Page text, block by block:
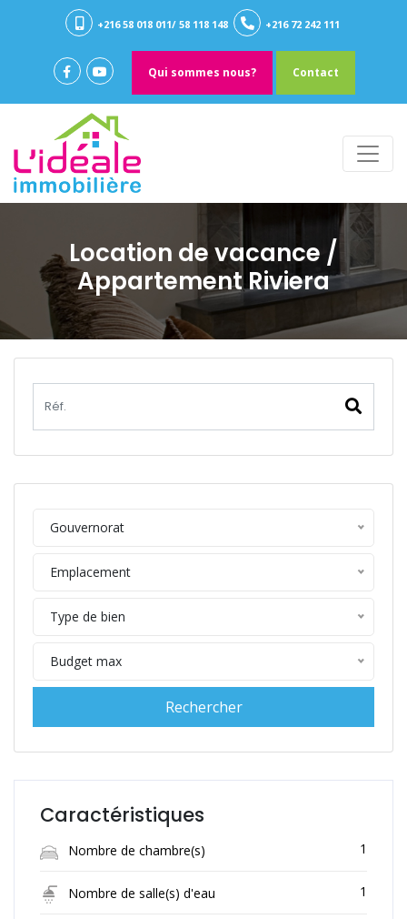
+216 58 018 011/ 58 118 148 +216 72 242 111
Qui sommes nous? Contact
Location de vacance /
Appartement Riviera
Gouvernorat
Emplacement
Type de bien
Budget max
Caractéristiques
Nombre de chambre(s) 1
Nombre de salle(s) d'eau 1